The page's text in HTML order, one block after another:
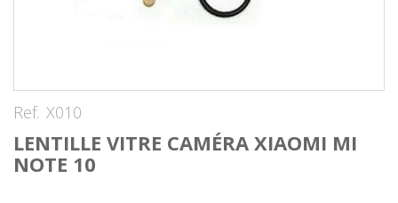
Ref. X010
LENTILLE VITRE CAMÉRA XIAOMI MI
NOTE 10